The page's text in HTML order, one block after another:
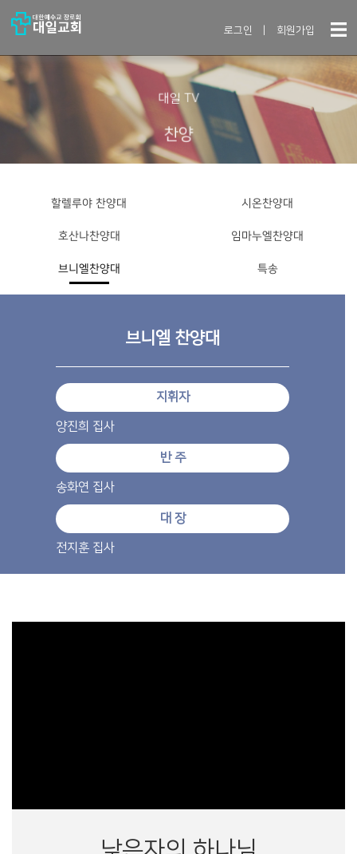
로그인 회원가입
대일 TV
찬양
할렐루야 찬양대 시온찬양대
호산나찬양대 임마누엘찬양대
브니엘찬양대 특송
브니엘 찬양대
지휘자
양진희 집사
반 주
송화연 집사
대 장
전지훈 집사